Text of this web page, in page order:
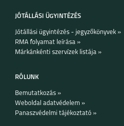
JÓTÁLLÁSI ÜGYINTÉZÉS
Jótállási ügyintézés - jegyzőkönyvek »
RMA folyamat leírása »
Márkánkénti szervízek listája »
RÓLUNK
Bemutatkozás »
Weboldal adatvédelem »
Panaszvédelmi tájékoztató »